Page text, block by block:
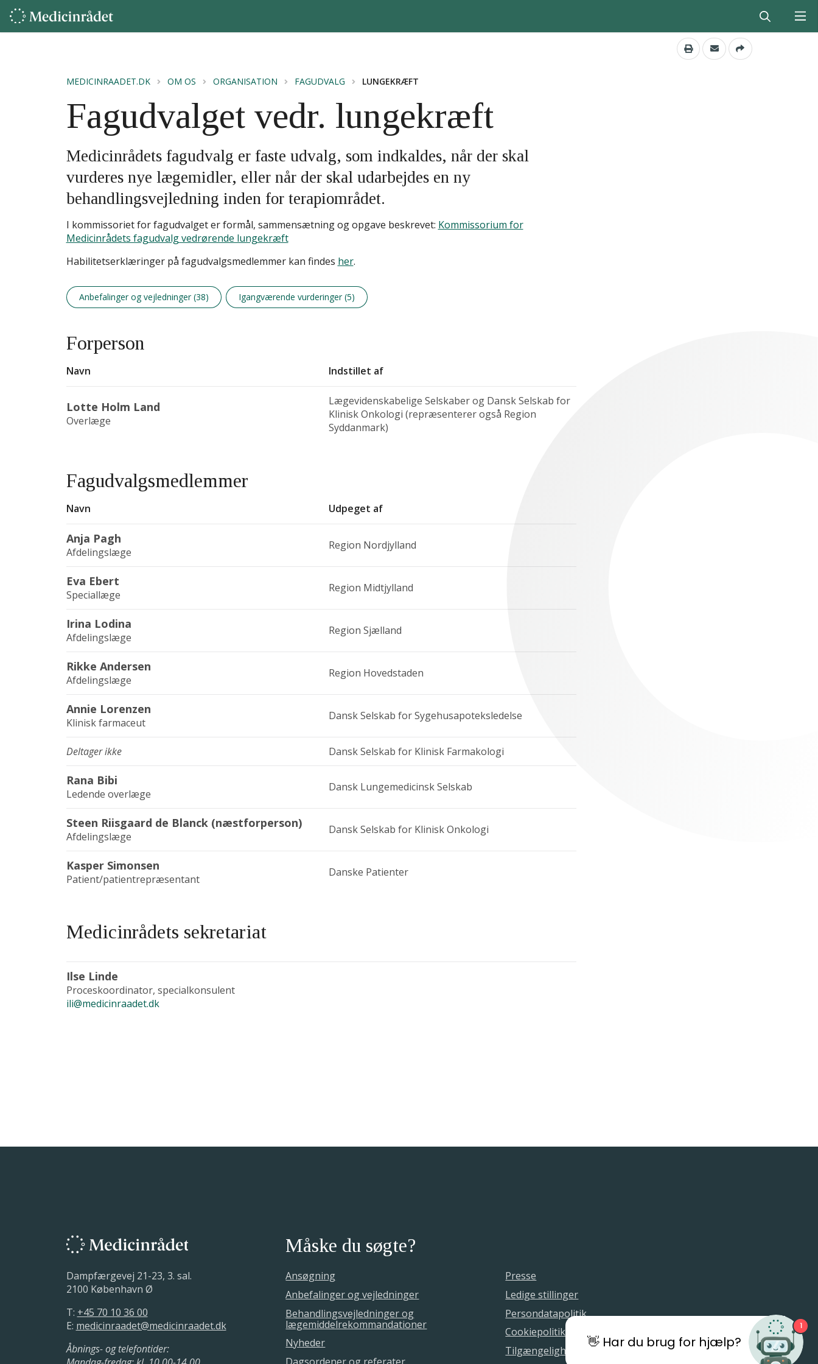
MEDICINRAADET.DK OM OS ORGANISATION FAGUDVALG LUNGEKRÆFT
Fagudvalget vedr. lungekræft
Medicinrådets fagudvalg er faste udvalg, som indkaldes, når der skal
vurderes nye lægemidler, eller når der skal udarbejdes en ny
behandlingsvejledning inden for terapiområdet.
I kommissoriet for fagudvalget er formål, sammensætning og opgave beskrevet: Kommissorium for
Medicinrådets fagudvalg vedrørende lungekræft
Habilitetserklæringer på fagudvalgsmedlemmer kan findes her.
Anbefalinger og vejledninger (38) Igangværende vurderinger (5)
Forperson
Navn Indstillet af
Lotte Holm Land
Overlæge
Lægevidenskabelige Selskaber og Dansk Selskab for
Klinisk Onkologi (repræsenterer også Region
Syddanmark)
Fagudvalgsmedlemmer
Navn Udpeget af
Anja Pagh
Afdelingslæge
Region Nordjylland
Eva Ebert
Speciallæge
Region Midtjylland
Irina Lodina
Afdelingslæge
Region Sjælland
Rikke Andersen
Afdelingslæge
Region Hovedstaden
Annie Lorenzen
Klinisk farmaceut
Dansk Selskab for Sygehusapoteksledelse
Deltager ikke Dansk Selskab for Klinisk Farmakologi
Rana Bibi
Ledende overlæge
Dansk Lungemedicinsk Selskab
Steen Riisgaard de Blanck (næstforperson)
Afdelingslæge
Dansk Selskab for Klinisk Onkologi
Kasper Simonsen
Patient/patientrepræsentant
Danske Patienter
Medicinrådets sekretariat
Ilse Linde
Proceskoordinator, specialkonsulent
ili@medicinraadet.dk
Dampfærgevej 21-23, 3. sal.
2100 København Ø
T: +45 70 10 36 00
E: medicinraadet@medicinraadet.dk
Åbnings- og telefontider:
Måske du søgte?
Ansøgning
Anbefalinger og vejledninger
Behandlingsvejledninger og
lægemiddelrekommandationer
Nyheder
Presse
Ledige stillinger
Persondatapolitik
Cookiepolitik
Tilgængelighedserklæring
👋 Har du brug for hjælp?
1